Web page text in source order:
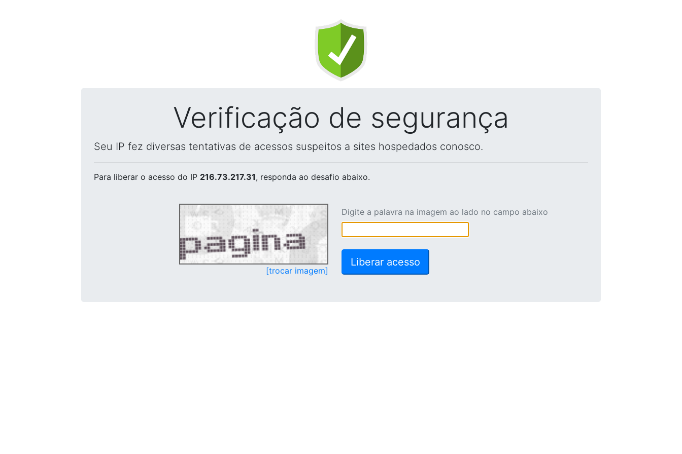
Verificação de segurança
Seu IP fez diversas tentativas de acessos suspeitos a sites hospedados conosco.
Para liberar o acesso do IP 216.73.217.31, responda ao desafio abaixo.
[trocar imagem]
Digite a palavra na imagem ao lado no campo abaixo